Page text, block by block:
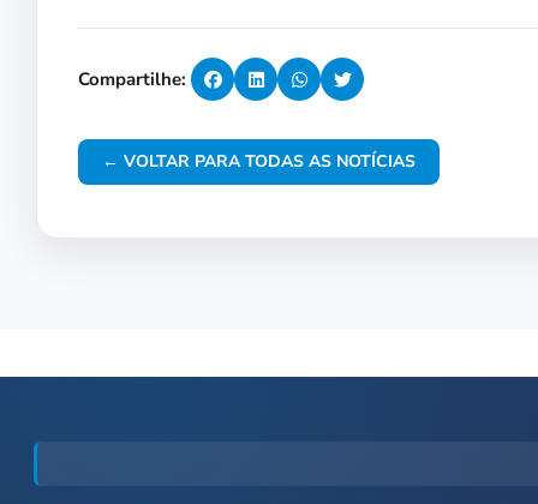
Compartilhe:
← VOLTAR PARA TODAS AS NOTÍCIAS